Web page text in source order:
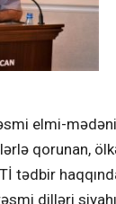
elmi-
qorunan,
tədbir
dilləri